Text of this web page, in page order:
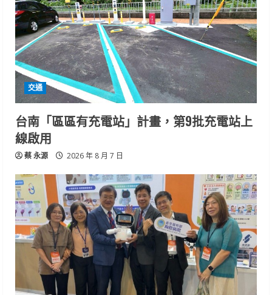
交通
台南「區區有充電站」計畫，第9批充電站上
線啟用
蔡 永源 2026 年 8 月 7 日